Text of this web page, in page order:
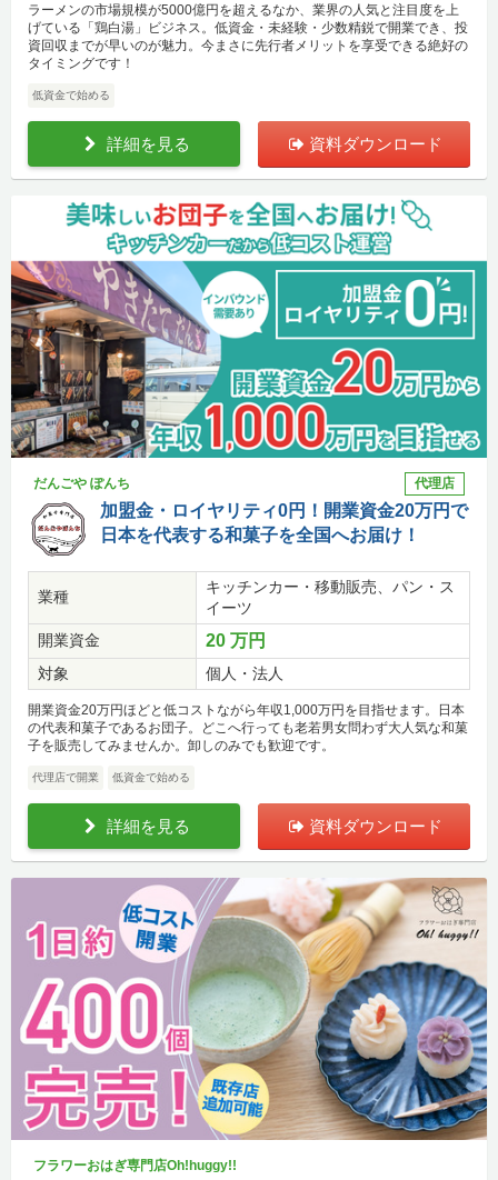
ラーメンの市場規模が5000億円を超えるなか、業界の人気と注目度を上
げている「鶏白湯」ビジネス。低資金・未経験・少数精鋭で開業でき、投
資回収までが早いのが魅力。今まさに先行者メリットを享受できる絶好の
タイミングです！
低資金で始める
詳細を見る 資料ダウンロード
だんごや ぽんち 代理店
加盟金・ロイヤリティ0円！開業資金20万円で
日本を代表する和菓子を全国へお届け！
業種
キッチンカー・移動販売、パン・ス
イーツ
開業資金
20 万円
対象 個人・法人
開業資金20万円ほどと低コストながら年収1,000万円を目指せます。日本
の代表和菓子であるお団子。どこへ行っても老若男女問わず大人気な和菓
子を販売してみませんか。卸しのみでも歓迎です。
代理店で開業 低資金で始める
詳細を見る 資料ダウンロード
フラワーおはぎ専門店Oh!huggy!!